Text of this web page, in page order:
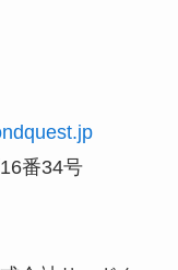
番34号